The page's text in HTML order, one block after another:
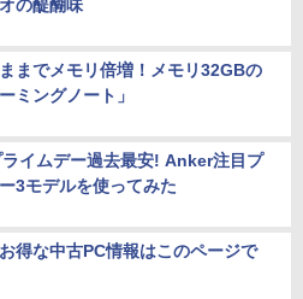
の醍醐味
までメモリ倍増！メモリ32GBの
ミングノート」
イムデー過去最安! Anker注目プ
3モデルを使ってみた
得な中古PC情報はこのページで